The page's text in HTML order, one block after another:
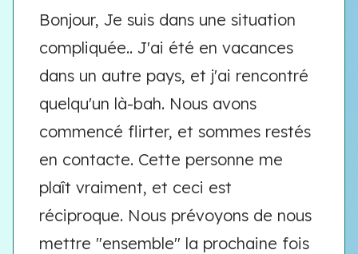
Bonjour, Je suis dans une situation
compliquée.. J'ai été en vacances
dans un autre pays, et j'ai rencontré
quelqu'un là-bah. Nous avons
commencé flirter, et sommes restés
en contacte. Cette personne me
plaît vraiment, et ceci est
réciproque. Nous prévoyons de nous
mettre "ensemble" la prochaine fois